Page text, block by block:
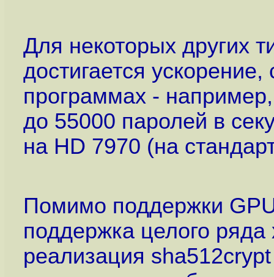
Для некоторых других
достигается
программах -
до 55000 паролей в
на HD 7970 (на
Помимо поддержки
поддержка целого
реализация